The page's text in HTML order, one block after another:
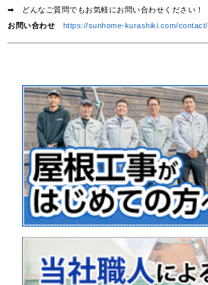
➡ どんなご質問でもお気軽にお問い合わせください！
お問い合わせ
https://sunhome-kurashiki.com/contact/